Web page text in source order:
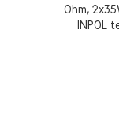
Ohm,
INPOL
Bias/gain,